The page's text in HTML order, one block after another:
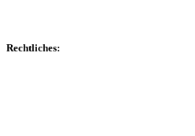
Rechtliches: